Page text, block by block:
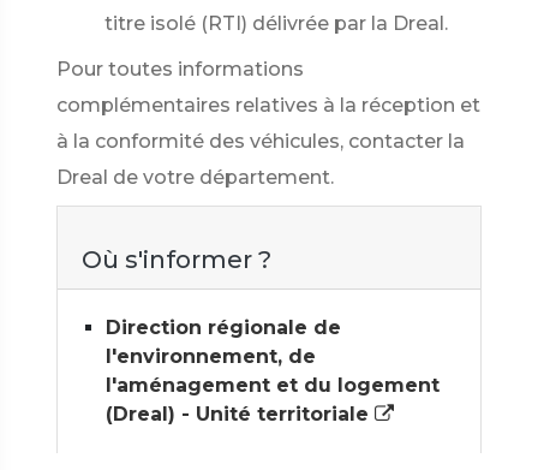
titre isolé (RTI) délivrée par la Dreal.
Pour toutes informations
complémentaires relatives à la réception et
à la conformité des véhicules, contacter la
Dreal de votre département.
Où s'informer ?
Direction régionale de
l'environnement, de
l'aménagement et du logement
(Dreal) - Unité territoriale